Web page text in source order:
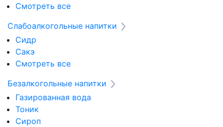
Смотреть все
Слабоалкогольные напитки
Сидр
Сакэ
Смотреть все
Безалкогольные напитки
Газированная вода
Тоник
Сироп